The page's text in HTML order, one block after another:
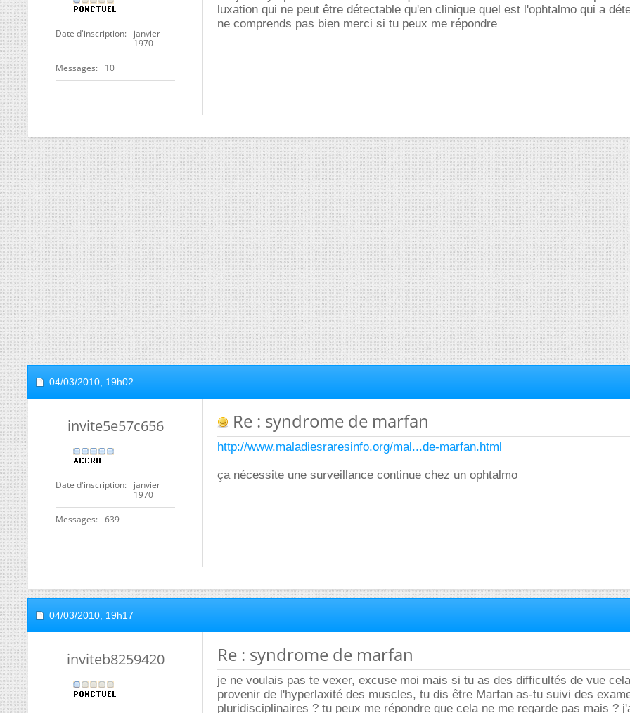
Date d'inscription
janvier
1970
Messages 10
luxation qui ne peut être détectable qu'en clinique quel est l'ophtalmo qui a
ne comprends pas bien merci si tu peux me répondre
04/03/2010, 19h02
invite5e57c656
Date d'inscription
janvier
1970
Messages 639
Re : syndrome de marfan
http://www.maladiesraresinfo.org/mal...de-marfan.html
ça nécessite une surveillance continue chez un ophtalmo
04/03/2010, 19h17
inviteb8259420 Re : syndrome de marfan
je ne voulais pas te vexer, excuse moi mais si tu as des difficultés de vue
provenir de l'hyperlaxité des muscles, tu dis être Marfan as-tu suivi des
pluridisciplinaires ? tu peux me répondre que cela ne me regarde pas mais ?